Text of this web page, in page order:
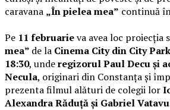
caravana „În pielea mea” continuă
Pe 11 februarieva avea loc proiecția
mea” de la Cinema City din City
18:30, underegizorul Paul Decu și
Necula, originari din Constanța și
prezenta filmul alături de colegii lor
Alexandra Răduță și Gabriel